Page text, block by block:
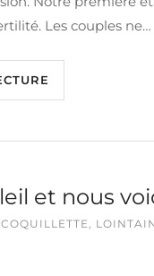
Les couples ne…
et nous
COQUILLETTE,